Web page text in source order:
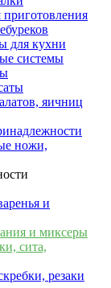
для кухни
системы
яичниц
ножи,
и
и миксеры
сита,
резаки